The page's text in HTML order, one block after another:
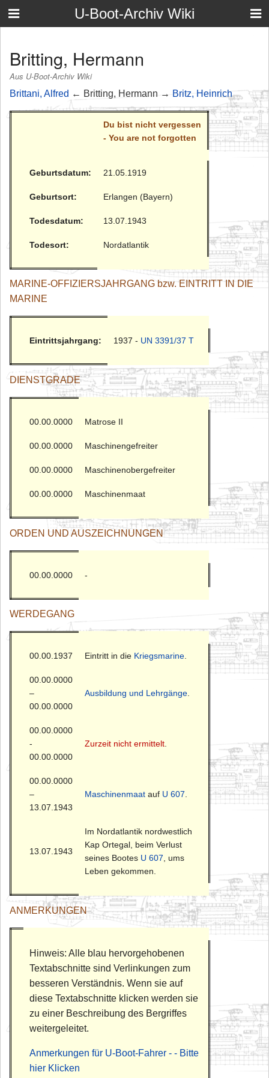
U-Boot-Archiv Wiki
Britting, Hermann
Aus U-Boot-Archiv Wiki
Brittani, Alfred ← Britting, Hermann → Britz, Heinrich
Du bist nicht vergessen
- You are not forgotten
Geburtsdatum: 21.05.1919
Geburtsort: Erlangen (Bayern)
Todesdatum: 13.07.1943
Todesort: Nordatlantik
MARINE-OFFIZIERSJAHRGANG bzw. EINTRITT IN DIE
MARINE
Eintrittsjahrgang: 1937 - UN 3391/37 T
DIENSTGRADE
00.00.0000 Matrose II
00.00.0000 Maschinengefreiter
00.00.0000 Maschinenobergefreiter
00.00.0000 Maschinenmaat
ORDEN UND AUSZEICHNUNGEN
00.00.0000 -
WERDEGANG
00.00.1937 Eintritt in die Kriegsmarine.
00.00.0000
–
00.00.0000
Ausbildung und Lehrgänge.
00.00.0000
-
00.00.0000
Zurzeit nicht ermittelt.
00.00.0000
–
13.07.1943
Maschinenmaat auf U 607.
13.07.1943
Im Nordatlantik nordwestlich
Kap Ortegal, beim Verlust
seines Bootes U 607, ums
Leben gekommen.
ANMERKUNGEN
Hinweis: Alle blau hervorgehobenen
Textabschnitte sind Verlinkungen zum
besseren Verständnis. Wenn sie auf
diese Textabschnitte klicken werden sie
zu einer Beschreibung des Bergriffes
weitergeleitet.
Anmerkungen für U-Boot-Fahrer - - Bitte
hier Klicken